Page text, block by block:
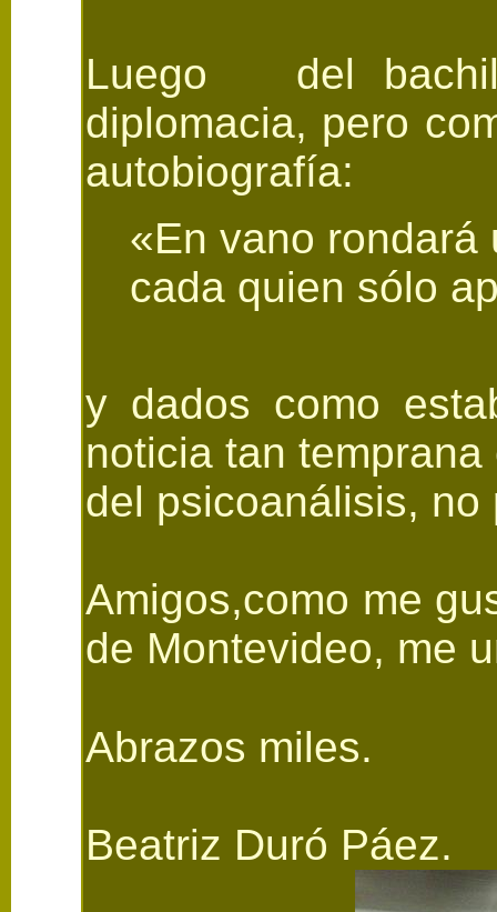
Luego del
diplomacia, pero
autobiografía:
«En vano
cada quien sólo
y dados como
noticia tan
del psicoanálisis,
Amigos,como me
de Montevideo, me
Abrazos miles.
Beatriz Duró Páez.